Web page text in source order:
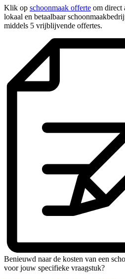
Klik op schoonmaak offerte om direct
lokaal en betaalbaar
middels 5 vrijblijvende offertes.
Benieuwd naar de kosten van een
voor jouw specifieke vraagstuk?